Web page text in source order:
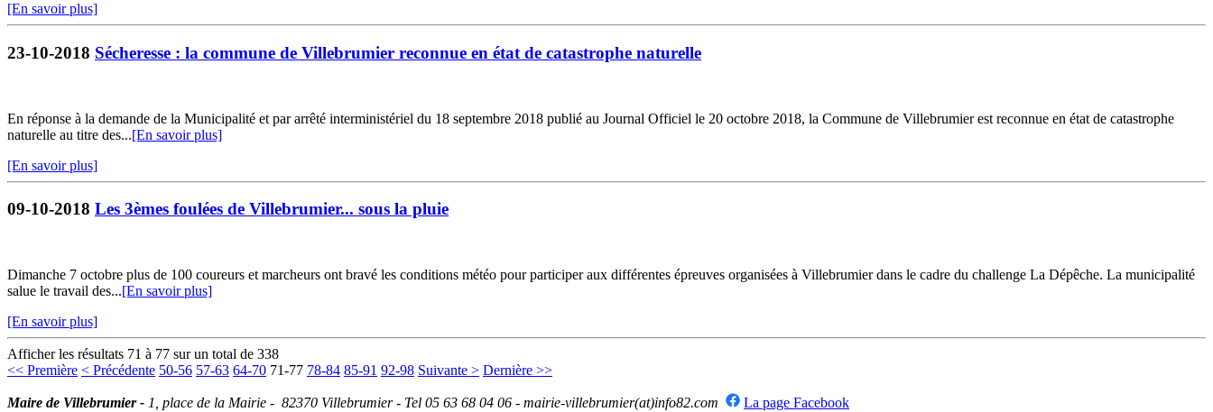
[En savoir plus]
23-10-2018 Sécheresse : la commune de Villebrumier reconnue en état de catastrophe naturelle
En réponse à la demande de la Municipalité et par arrêté interministériel du 18 septembre 2018 publié au Journal Officiel le 20 octobre 2018, la Commune de Villebrumier est reconnue en état de catastrophe
naturelle au titre des...[En savoir plus]
[En savoir plus]
09-10-2018 Les 3èmes foulées de Villebrumier... sous la pluie
Dimanche 7 octobre plus de 100 coureurs et marcheurs ont bravé les conditions météo pour participer aux différentes épreuves organisées à Villebrumier dans le cadre du challenge La Dépêche. La municipalité
salue le travail des...[En savoir plus]
[En savoir plus]
Afficher les résultats 71 à 77 sur un total de 338
<< Première < Précédente 50-56 57-63 64-70 71-77 78-84 85-91 92-98 Suivante > Dernière >>
Maire de Villebrumier - 1, place de la Mairie - 82370 Villebrumier - Tel 05 63 68 04 06 - mairie-villebrumier(at)info82.com
La page Facebook